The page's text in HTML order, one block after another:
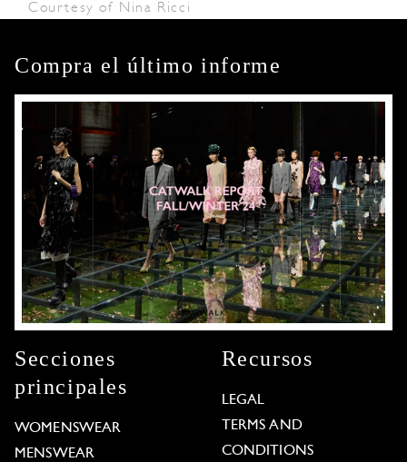
Courtesy of Nina Ricci
Compra el último informe
Secciones
principales
WOMENSWEAR
MENSWEAR
Recursos
LEGAL
TERMS AND
CONDITIONS